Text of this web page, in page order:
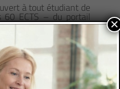
à tout étudiant de
ECTS – du portail
université. Pour
autres universités,
DUT, licences pro,
ou pour les étudiants
des compétences
du dossier de
pédagogique.
×